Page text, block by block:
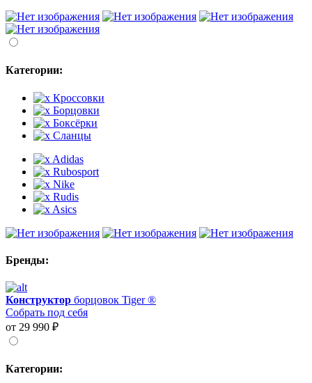
Категории:
Кроссовки
Борцовки
Боксёрки
Сланцы
Adidas
Rubosport
Nike
Rudis
Asics
Бренды:
Конструктор борцовок Tiger ®
Собрать под себя
от 29 990 ₽
Категории: